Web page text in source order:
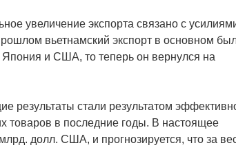
увеличение экспорта связано с
вьетнамский экспорт в основном
Япония и США, то теперь он вернулся на
результаты стали результатом
товаров в последние годы. В настоящее
долл. США, и прогнозируется, что за